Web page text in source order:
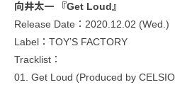
向井太一 『Get Loud』
Release Date：2020.12.02 (Wed.)
Label：TOY’S FACTORY
Tracklist：
01. Get Loud (Produced by